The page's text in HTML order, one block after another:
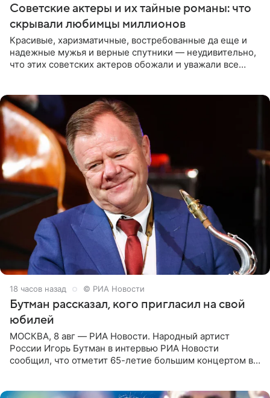
Советские актеры и их тайные романы: что
скрывали любимцы миллионов
Красивые, харизматичные, востребованные да еще и
надежные мужья и верные спутники — неудивительно,
что этих советских актеров обожали и уважали все
18 часов назад © РИА Новости
Бутман рассказал, кого пригласил на свой
юбилей
МОСКВА, 8 авг — РИА Новости. Народный артист
России Игорь Бутман в интервью РИА Новости
сообщил, что отметит 65-летие большим концертом в